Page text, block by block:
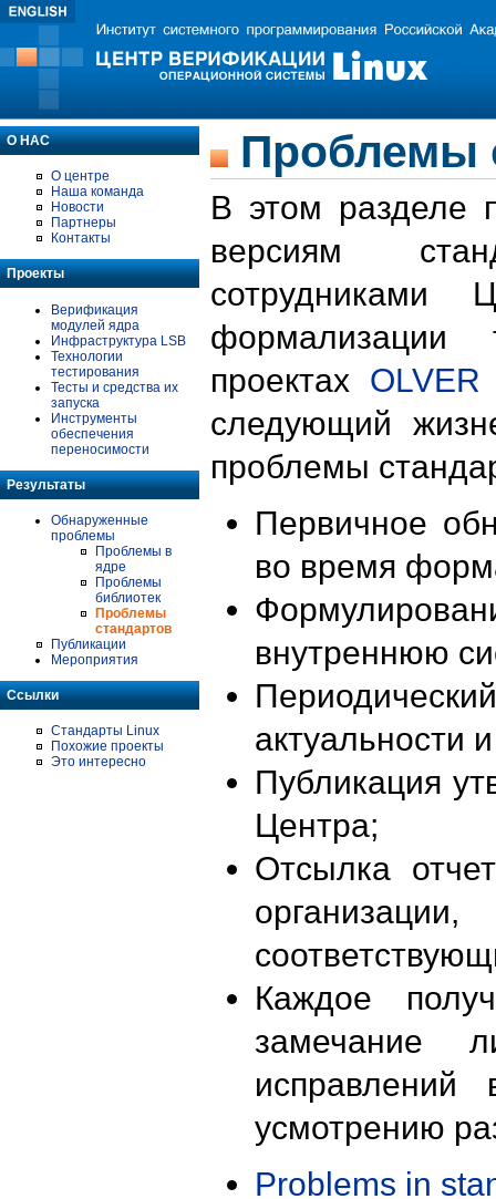
О НАС
О центре
Наша команда
Новости
Партнеры
Контакты
Проекты
Верификация
модулей ядра
Инфраструктура LSB
Технологии
тестирования
Тесты и средства их
запуска
Инструменты
обеспечения
переносимости
Результаты
Обнаруженные
проблемы
Проблемы в
ядре
Проблемы
библиотек
Проблемы
стандартов
Публикации
Мероприятия
Ссылки
Стандарты Linux
Похожие проекты
Это интересно
Проблемы
В этом разделе
версиям
формализации
проектах OLVER
следующий
проблемы
Первичное
во время
внутреннюю
актуальности
Публикация
Центра;
Отсылка
Каждое
замечание
исправлений
усмотрению
Problems in